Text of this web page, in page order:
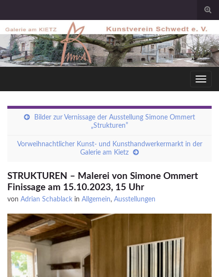
Bilder zur Vernissage der Ausstellung Simone Ommert
„Strukturen”
Vorweihnachtlicher Kunst- und Kunsthandwerkermarkt in der
Galerie am Kietz
STRUKTUREN – Malerei von Simone Ommert
Finissage am 15.10.2023, 15 Uhr
von Adrian Schablack in Allgemein, Ausstellungen